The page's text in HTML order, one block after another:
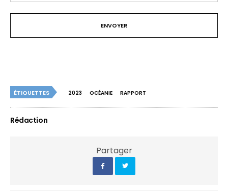
ÉTIQUETTES 2023 OCÉANIE RAPPORT
Rédaction
Partager